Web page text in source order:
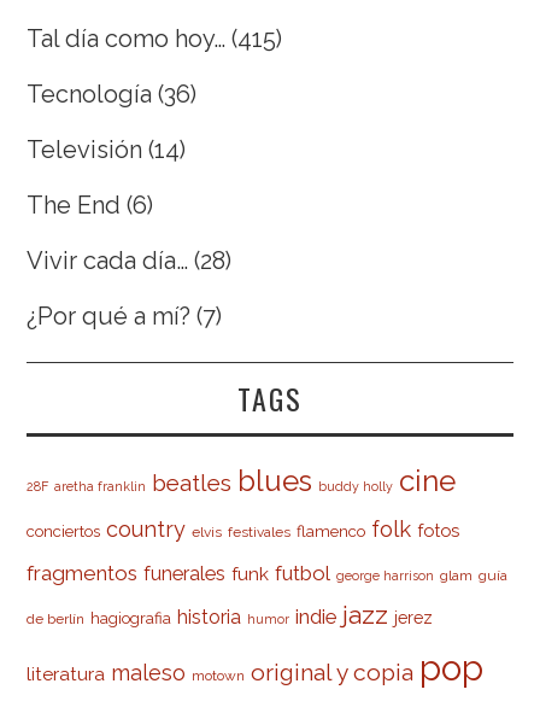
Tal día como hoy… (415)
Tecnología (36)
Televisión (14)
The End (6)
Vivir cada día… (28)
¿Por qué a mí? (7)
TAGS
28F aretha franklin beatles blues buddy holly cine
conciertos country elvis festivales flamenco folk fotos
fragmentos funerales funk futbol george harrison glam guía
de berlín hagiografia historia humor indie jazz jerez
literatura maleso motown original y copia pop